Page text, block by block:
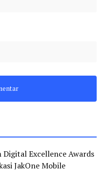
Digital Excellence Awards
JakOne Mobile